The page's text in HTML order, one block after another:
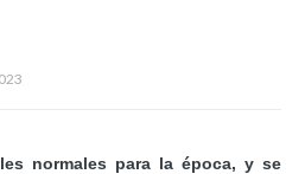
normales para la época, y se